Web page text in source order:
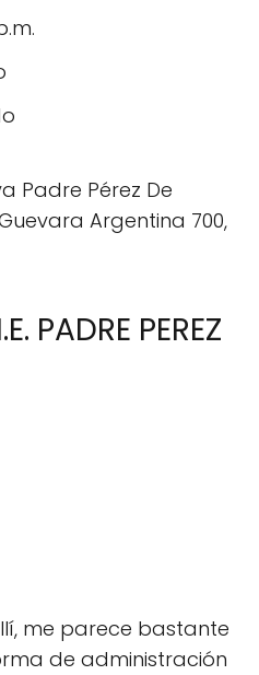
Padre Pérez De
Argentina 700,
PADRE PEREZ
me parece bastante
de administración